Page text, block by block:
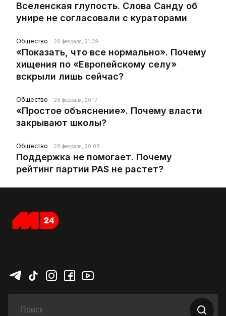
Вселенская глупость. Слова Санду об
унире не согласовали с кураторами
Общество 28 февраля, 21:09
«Показать, что все нормально». Почему
хищения по «Европейскому селу»
вскрыли лишь сейчас?
Общество 28 февраля, 20:17
«Простое объяснение». Почему власти
закрывают школы?
Общество 28 февраля, 20:08
Поддержка не помогает. Почему
рейтинг партии PAS не растет?